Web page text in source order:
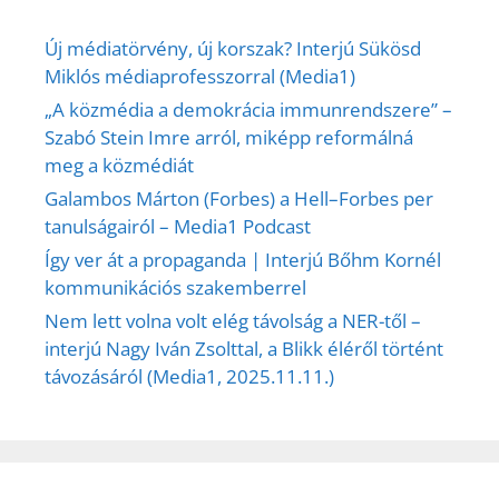
Új médiatörvény, új korszak? Interjú Sükösd
Miklós médiaprofesszorral (Media1)
„A közmédia a demokrácia immunrendszere” –
Szabó Stein Imre arról, miképp reformálná
meg a közmédiát
Galambos Márton (Forbes) a Hell–Forbes per
tanulságairól – Media1 Podcast
Így ver át a propaganda | Interjú Bőhm Kornél
kommunikációs szakemberrel
Nem lett volna volt elég távolság a NER-től –
interjú Nagy Iván Zsolttal, a Blikk éléről történt
távozásáról (Media1, 2025.11.11.)